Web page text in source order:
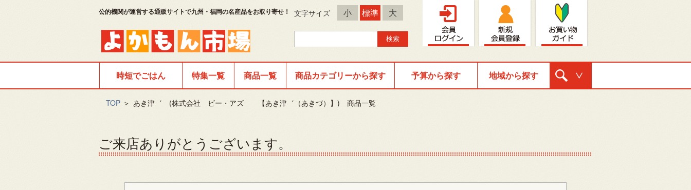
公的機関が運営する通販サイトで九州・福岡の名産品をお取り寄せ！ 文字サイズ 小 標準 大
時短でごはん 特集一覧 商品一覧 商品カテゴリーから探す 予算から探す 地域から探す
TOP ＞ あき津゛ (株式会社 ビー・アズ 【あき津゛（あきづ）】) 商品一覧
ご来店ありがとうございます。